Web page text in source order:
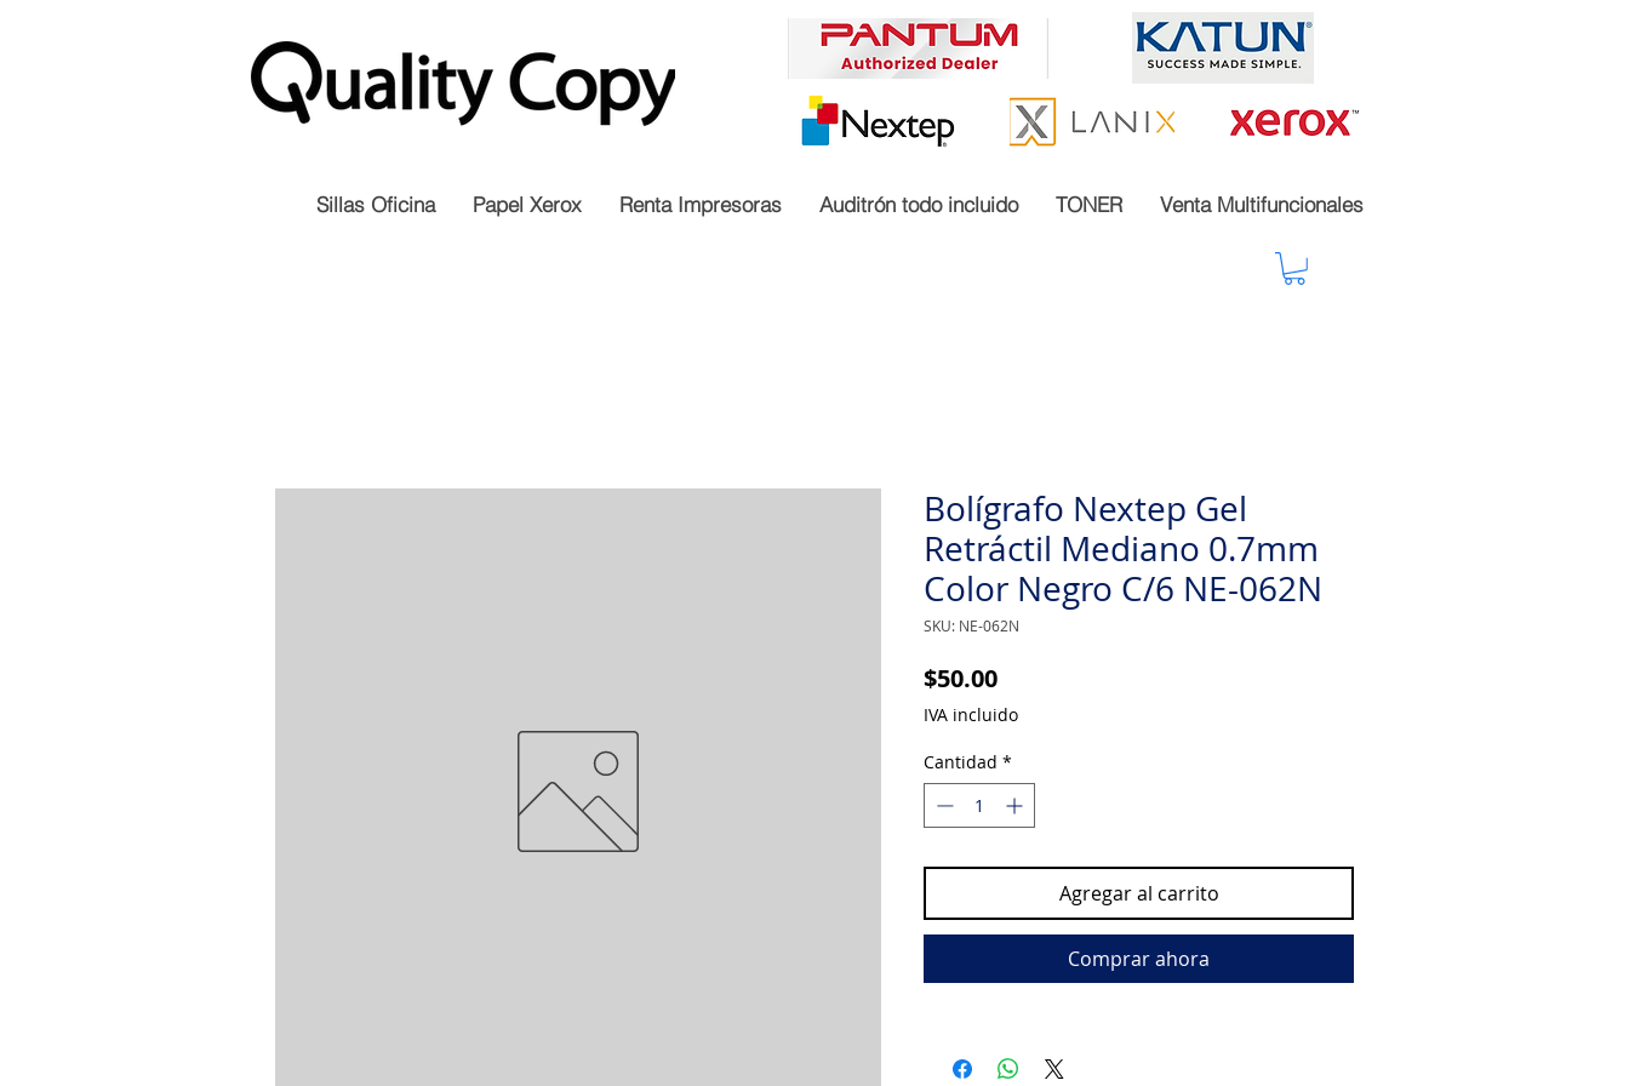
Sillas Oficina Papel Xerox Renta Impresoras Auditrón todo incluido TONER Venta Multifuncionales
Bolígrafo Nextep Gel
Retráctil Mediano 0.7mm
Color Negro C/6 NE-062N
SKU: NE-062N
$50.00Precio
IVA incluido
Cantidad *
Agregar al carrito
Comprar ahora